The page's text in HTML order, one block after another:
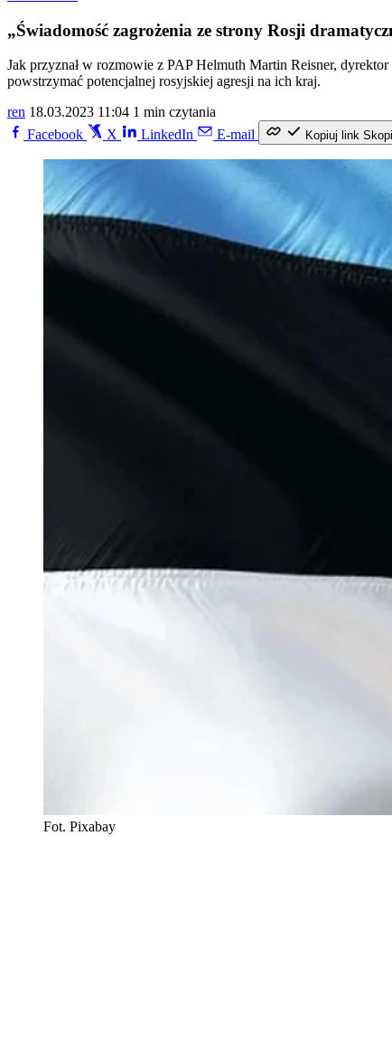
„Świadomość zagrożenia ze strony Rosji
Jak przyznał w rozmowie z PAP Helmuth Martin Reisner,
powstrzymać potencjalnej rosyjskiej agresji na ich kraj.
ren 18.03.2023 11:04 1 min czytania
Facebook
X LinkedIn E-mail Kopiuj link
Fot. Pixabay